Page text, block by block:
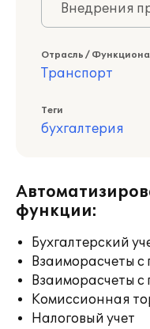
Внедрения
Отрасль /
Транспорт
Теги
бухгалтерия
функции:
Бухгалтерский
Взаиморасчеты с
Взаиморасчеты
Комиссионная
Налоговый учет